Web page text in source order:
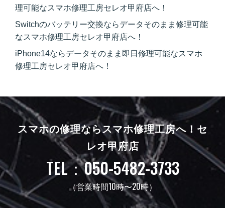
理可能なスマホ修理工房セレオ甲府店へ！
Switchのバッテリー交換ならデータそのまま修理可能
なスマホ修理工房セレオ甲府店へ！
iPhone14ならデータそのまま即日修理可能なスマホ
修理工房セレオ甲府店へ！
スマホの修理ならスマホ修理工房へ！ セ
レオ甲府店
TEL：050-5482-3733
（営業時間10時〜20時）